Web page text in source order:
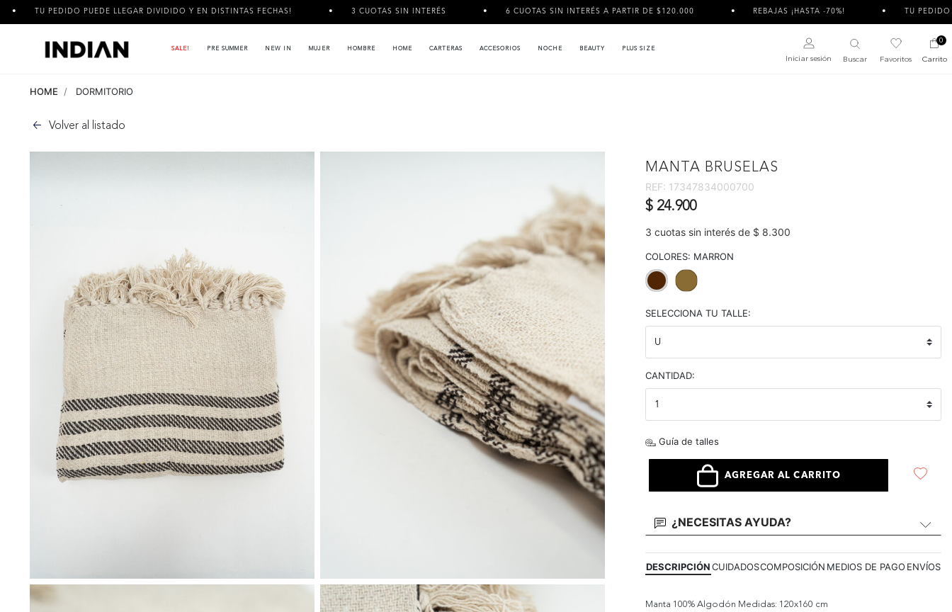
PUEDE LLEGAR DIVIDIDO Y EN DISTINTAS FECHAS! 3 CUOTAS SIN INTERÉS 6 CUOTAS SIN INTERÉS A PARTIR DE $120.000 REBAJAS ¡HASTA -70%! TU PEDIDO PUEDE LLEGAR
SALE! PRE SUMMER NEW IN MUJER HOMBRE HOME CARTERAS ACCESORIOS NOCHE BEAUTY PLUS SIZE
Iniciar sesión Buscar Favoritos
0
Carrito
HOME DORMITORIO
Volver al listado
MANTA BRUSELAS
REF: 17347834000700
$ 24.900
3 cuotas sin interés de $ 8.300
COLORES: MARRON
SELECCIONA TU TALLE:
CANTIDAD:
Guía de talles
AGREGAR AL CARRITO
¿NECESITAS AYUDA?
DESCRIPCIÓNCUIDADOSCOMPOSICIÓN MEDIOS DE PAGO ENVÍOS
Manta 100% Algodón Medidas: 120x160 cm